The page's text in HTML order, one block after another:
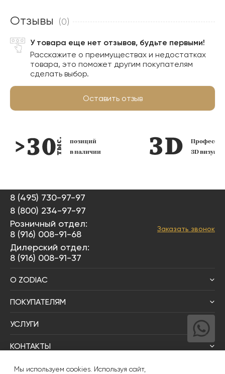
Отзывы (0)
У товара еще нет отзывов, будьте первыми!
Расскажите о преимуществах и недостатках
товара, это поможет другим покупателям
сделать выбор.
Оставить отзыв
позиций
в наличии
3D
8 (495) 730-97-97
8 (800) 234-97-97
Розничный отдел:
8 (916) 008-91-68
Дилерский отдел:
8 (916) 008-91-37
Заказать звонок
О ZODIAC
ПОКУПАТЕЛЯМ
УСЛУГИ
КОНТАКТЫ
Написать директору
Мы используем cookies. Используя сайт,